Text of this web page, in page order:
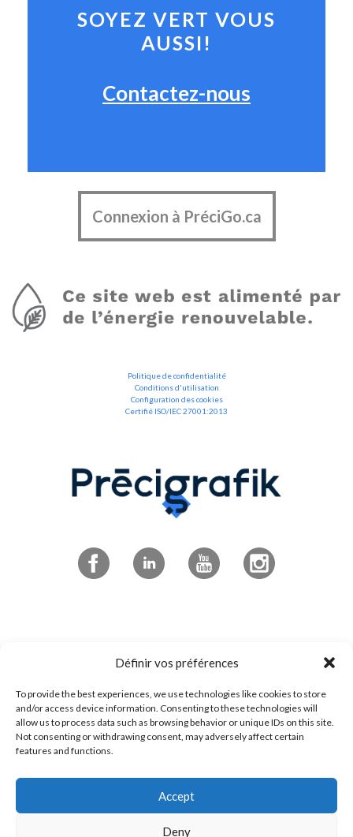
Définir vos préférences
To provide the best experiences, we use technologies like cookies to store
and/or access device information. Consenting to these technologies will
allow us to process data such as browsing behavior or unique IDs on this site.
Not consenting or withdrawing consent, may adversely affect certain
features and functions.
Accept
Deny
SOYEZ VERT VOUS
AUSSI!
Contactez-nous
Connexion à PréciGo.ca
Politique de confidentialité
Conditions d'utilisation
Configuration des cookies
Certifié ISO/IEC 27001:2013
4545 boulevard de Portland
Sherbrooke, QC
1 800 294-0233